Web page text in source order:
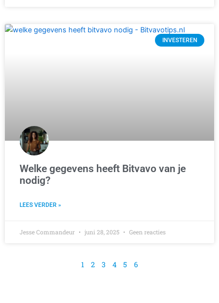
INVESTEREN
Welke gegevens heeft Bitvavo van je
nodig?
LEES VERDER »
Jesse Commandeur juni 28, 2025 Geen reacties
1 2 3 4 5 6